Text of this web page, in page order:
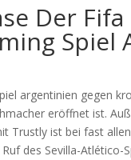
Der Fifa
Spiel
argentinien gegen
eröffnet ist.
Trustly ist bei fast
des Sevilla-Atlético-